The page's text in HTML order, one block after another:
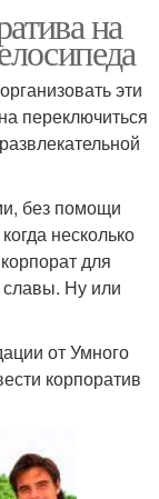
на
эти
переключиться
без помощи
несколько
для
славы. Ну или
от Умного
корпоратив